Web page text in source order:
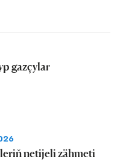
gazçylar
netijeli zähmeti